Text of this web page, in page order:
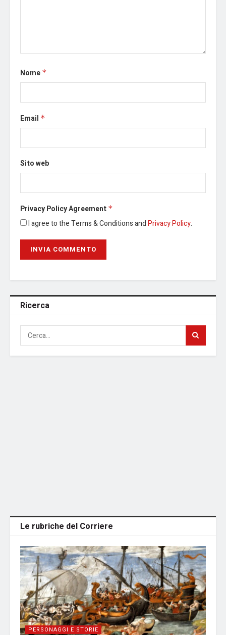
Nome *
Email *
Sito web
Privacy Policy Agreement *
I agree to the Terms & Conditions andPrivacy Policy.
Ricerca
Le rubriche del Corriere
PERSONAGGI E STORIE